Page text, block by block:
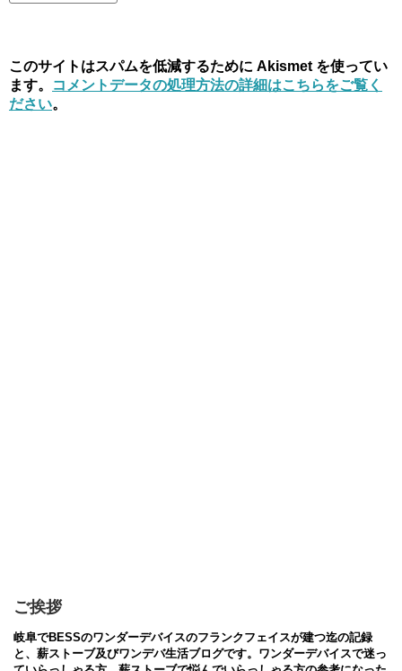
このサイトはスパムを低減するために Akismet を使ってい
ます。
コメントデータの処理方法の詳細はこちらをご覧く
ださい。
ご挨拶
岐阜でBESSのワンダーデバイスのフランクフェイスが建つ迄の記録
と、薪ストーブ及びワンデバ生活ブログです。ワンダーデバイスで迷っ